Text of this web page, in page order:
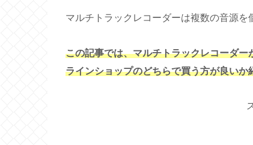
マルチトラックレコーダーは複数の音源
この記事では、マルチトラックレコーダ
ラインショップのどちらで買う方が良いか